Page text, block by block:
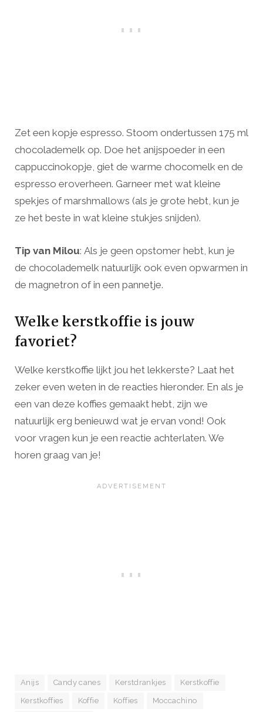
Zet een kopje espresso. Stoom ondertussen 175 ml
chocolademelk op. Doe het anijspoeder in een
cappuccinokopje, giet de warme chocomelk en de
espresso eroverheen. Garneer met wat kleine
spekjes of marshmallows (als je grote hebt, kun je
ze het beste in wat kleine stukjes snijden).
Tip van Milou: Als je geen opstomer hebt, kun je
de chocolademelk natuurlijk ook even opwarmen in
de magnetron of in een pannetje.
Welke kerstkoffie is jouw
favoriet?
Welke kerstkoffie lijkt jou het lekkerste? Laat het
zeker even weten in de reacties hieronder. En als je
een van deze koffies gemaakt hebt, zijn we
natuurlijk erg benieuwd wat je ervan vond! Ook
voor vragen kun je een reactie achterlaten. We
horen graag van je!
Anijs Candy canes Kerstdrankjes Kerstkoffie
Kerstkoffies Koffie Koffies Moccachino